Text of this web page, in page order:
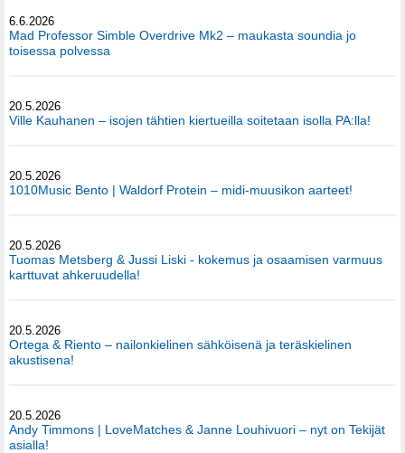
6.6.2026
Mad Professor Simble Overdrive Mk2 – maukasta soundia jo
toisessa polvessa
20.5.2026
Ville Kauhanen – isojen tähtien kiertueilla soitetaan isolla PA:lla!
20.5.2026
1010Music Bento | Waldorf Protein – midi-muusikon aarteet!
20.5.2026
Tuomas Metsberg & Jussi Liski - kokemus ja osaamisen varmuus
karttuvat ahkeruudella!
20.5.2026
Ortega & Riento – nailonkielinen sähköisenä ja teräskielinen
akustisena!
20.5.2026
Andy Timmons | LoveMatches & Janne Louhivuori – nyt on Tekijät
asialla!